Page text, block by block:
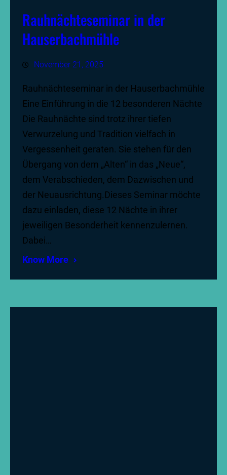
Rauhnächteseminar in der
Hauserbachmühle
November 21, 2025
Rauhnächteseminar in der Hauserbachmühle
Eine Einführung in die 12 besonderen Nächte
Die Rauhnächte sind trotz ihrer tiefen
Verwurzelung und Tradition vielfach in
Vergessenheit geraten. Sie stehen für den
Übergang von dem „Alten“ in das „Neue“,
dem Verabschieden, dem Dazwischen und
der Neuausrichtung.Dieses Seminar möchte
dazu einladen, diese 12 Nächte in ihrer
jeweiligen Besonderheit kennenzulernen.
Dabei…
Know More